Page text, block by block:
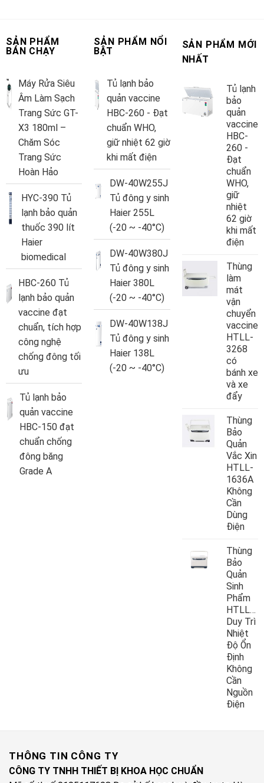
SẢN PHẨM
BÁN CHẠY
Máy Rửa Siêu
Âm Làm Sạch
Trang Sức GT-
X3 180ml –
Chăm Sóc
Trang Sức
Hoàn Hảo
HYC-390 Tủ
lạnh bảo quản
thuốc 390 lít
Haier
biomedical
HBC-260 Tủ
lạnh bảo quản
vaccine đạt
chuẩn, tích hợp
công nghệ
chống đông tối
ưu
Tủ lạnh bảo
quản vaccine
HBC-150 đạt
chuẩn chống
đông băng
Grade A
SẢN PHẨM NỔI
BẬT
Tủ lạnh bảo
quản vaccine
HBC-260 - Đạt
chuẩn WHO,
giữ nhiệt 62 giờ
khi mất điện
DW-40W255J
Tủ đông y sinh
Haier 255L
(-20 ~ -40°C)
DW-40W380J
Tủ đông y sinh
Haier 380L
(-20 ~ -40°C)
DW-40W138J
Tủ đông y sinh
Haier 138L
(-20 ~ -40°C)
SẢN PHẨM MỚI
NHẤT
Tủ lạnh
bảo
quản
vaccine
HBC-
260 -
Đạt
chuẩn
WHO,
giữ
nhiệt
62 giờ
khi mất
điện
Thùng
làm
mát
vận
chuyển
vaccine
HTLL-
3268
có
bánh xe
và xe
đẩy
Thùng
Bảo
Quản
Vắc Xin
HTLL-
1636A
Không
Cần
Dùng
Điện
Thùng
Bảo
Quản
Sinh
Phẩm
Duy Trì
Nhiệt
Độ Ổn
Định
Không
Cần
Nguồn
Điện
THÔNG TIN CÔNG TY
CÔNG TY TNHH THIẾT BỊ KHOA HỌC CHUẨN